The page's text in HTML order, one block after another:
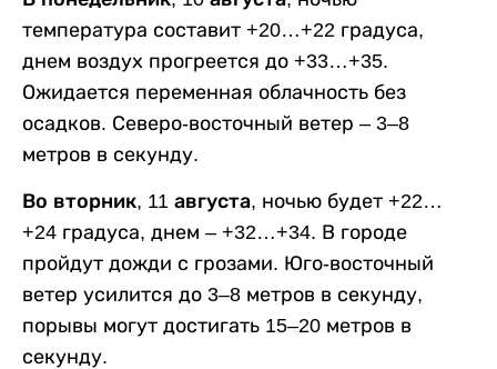
температура составит +20…+22 градуса,
днем воздух прогреется до +33…+35.
Ожидается переменная облачность без
осадков. Северо-восточный ветер – 3–8
метров в секунду.
Во вторник, 11 августа, ночью будет +22…
+24 градуса, днем – +32…+34. В городе
пройдут дожди с грозами. Юго-восточный
ветер усилится до 3–8 метров в секунду,
порывы могут достигать 15–20 метров в
секунду.